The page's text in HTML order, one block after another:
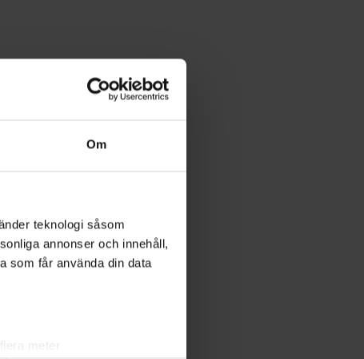
Om
teknologi såsom
annonser och innehåll,
som får använda din data